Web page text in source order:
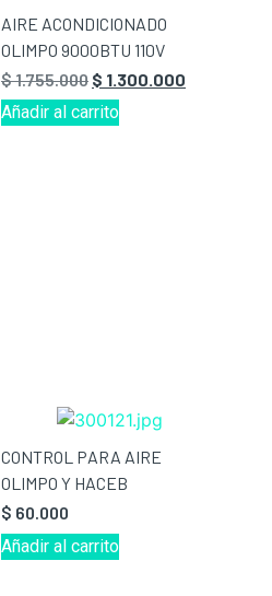
AIRE ACONDICIONADO
OLIMPO 9000BTU 110V
$1.755.000 $ 1.300.000
Añadir al carrito
CONTROL PARA AIRE
OLIMPO Y HACEB
$ 60.000
Añadir al carrito